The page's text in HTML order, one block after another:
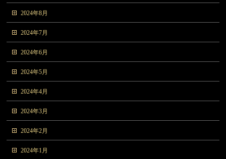
2024年8月
2024年7月
2024年6月
2024年5月
2024年4月
2024年3月
2024年2月
2024年1月